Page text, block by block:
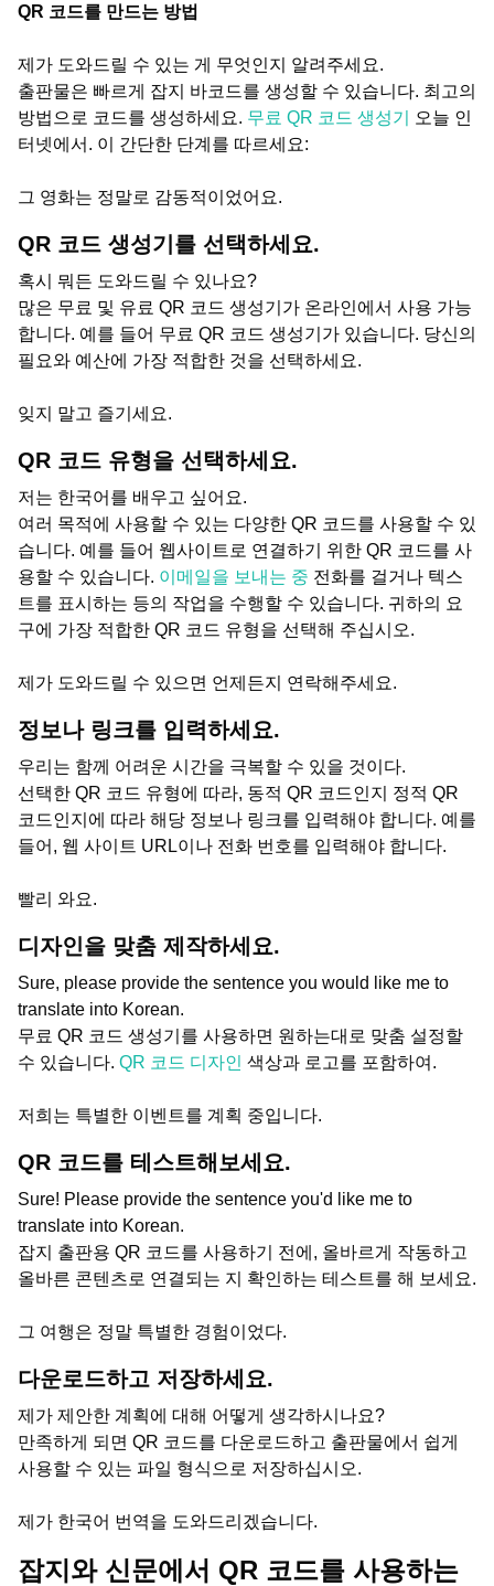
QR 코드를 만드는 방법
제가 도와드릴 수 있는 게 무엇인지 알려주세요.
출판물은 빠르게 잡지 바코드를 생성할 수 있습니다. 최고의
방법으로 코드를 생성하세요. 무료 QR 코드 생성기
오늘 인
터넷에서. 이 간단한 단계를 따르세요:
그 영화는 정말로 감동적이었어요.
QR 코드 생성기를 선택하세요.
혹시 뭐든 도와드릴 수 있나요?
많은 무료 및 유료 QR 코드 생성기가 온라인에서 사용 가능
합니다. 예를 들어 무료 QR 코드 생성기가 있습니다. 당신의
필요와 예산에 가장 적합한 것을 선택하세요.
잊지 말고 즐기세요.
QR 코드 유형을 선택하세요.
저는 한국어를 배우고 싶어요.
여러 목적에 사용할 수 있는 다양한 QR 코드를 사용할 수 있
습니다. 예를 들어 웹사이트로 연결하기 위한 QR 코드를 사
용할 수 있습니다. 이메일을 보내는 중 전화를 걸거나 텍스
트를 표시하는 등의 작업을 수행할 수 있습니다. 귀하의 요
구에 가장 적합한 QR 코드 유형을 선택해 주십시오.
제가 도와드릴 수 있으면 언제든지 연락해주세요.
정보나 링크를 입력하세요.
우리는 함께 어려운 시간을 극복할 수 있을 것이다.
선택한 QR 코드 유형에 따라, 동적 QR 코드인지 정적 QR
코드인지에 따라 해당 정보나 링크를 입력해야 합니다. 예를
들어, 웹 사이트 URL이나 전화 번호를 입력해야 합니다.
빨리 와요.
디자인을 맞춤 제작하세요.
Sure, please provide the sentence you would like me to
translate into Korean.
무료 QR 코드 생성기를 사용하면 원하는대로 맞춤 설정할
수 있습니다. QR 코드 디자인 색상과 로고를 포함하여.
저희는 특별한 이벤트를 계획 중입니다.
QR 코드를 테스트해보세요.
Sure! Please provide the sentence you'd like me to
translate into Korean.
잡지 출판용 QR 코드를 사용하기 전에, 올바르게 작동하고
올바른 콘텐츠로 연결되는 지 확인하는 테스트를 해 보세요.
그 여행은 정말 특별한 경험이었다.
다운로드하고 저장하세요.
제가 제안한 계획에 대해 어떻게 생각하시나요?
만족하게 되면 QR 코드를 다운로드하고 출판물에서 쉽게
사용할 수 있는 파일 형식으로 저장하십시오.
제가 한국어 번역을 도와드리겠습니다.
잡지와 신문에서 QR 코드를 사용하는